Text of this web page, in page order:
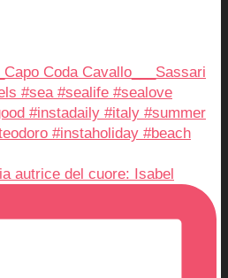
autrice del cuore: Isabel